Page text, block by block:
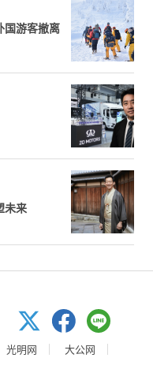
国游客撤离
未来
光明网
大公网